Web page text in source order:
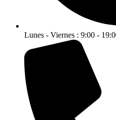
Lunes - Viernes : 9:00 -